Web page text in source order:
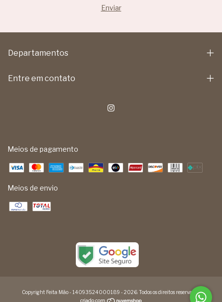
Departamentos
Entre em contato
Meios de pagamento
Meios de envio
Copyright Feita Mão - 14093524000189 - 2026. Todos os direitos reservados.